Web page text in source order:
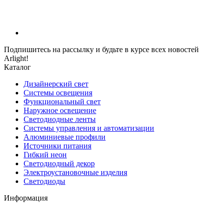
Подпишитесь на рассылку и будьте в курсе всех новостей
Arlight!
Каталог
Дизайнерский свет
Системы освещения
Функциональный свет
Наружное освещение
Светодиодные ленты
Системы управления и автоматизации
Алюминиевые профили
Источники питания
Гибкий неон
Светодиодный декор
Электроустановочные изделия
Светодиоды
Информация